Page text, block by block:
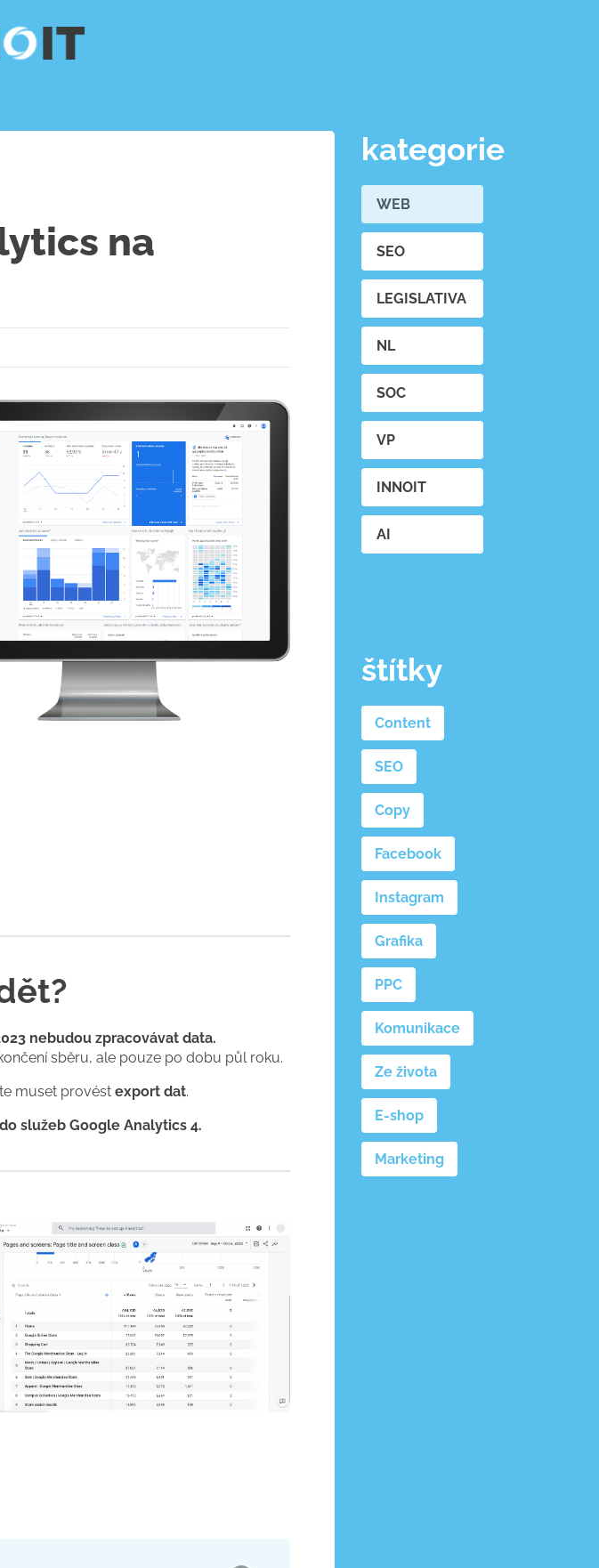
na
nebudou zpracovávat data.
sběru, ale pouze po dobu půl roku.
muset provést export dat.
služeb Google Analytics 4.
kategorie
WEB
SEO
LEGISLATIVA
NL
SOC
VP
INNOIT
AI
štítky
Content
SEO
Copy
Facebook
Instagram
Grafika
PPC
Komunikace
Ze života
E-shop
Marketing